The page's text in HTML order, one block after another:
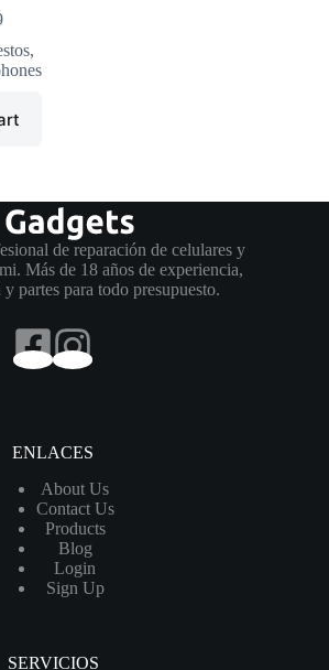
,
de reparación de celulares y
Más de 18 años de experiencia,
partes para todo presupuesto.
ENLACES
About Us
Contact Us
Products
Blog
Login
Sign Up
SERVICIOS